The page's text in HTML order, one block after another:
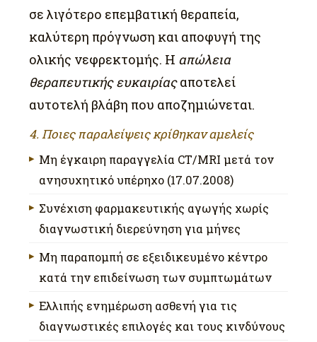
σε λιγότερο επεμβατική θεραπεία,
καλύτερη πρόγνωση και αποφυγή της
ολικής νεφρεκτομής. Η απώλεια
θεραπευτικής ευκαιρίαςαποτελεί
αυτοτελή βλάβη που αποζημιώνεται.
4. Ποιες παραλείψεις κρίθηκαν αμελείς
Μη έγκαιρη παραγγελία CT/MRI μετά τον
ανησυχητικό υπέρηχο (17.07.2008)
Συνέχιση φαρμακευτικής αγωγής χωρίς
διαγνωστική διερεύνηση για μήνες
Μη παραπομπή σε εξειδικευμένο κέντρο
κατά την επιδείνωση των συμπτωμάτων
Ελλιπής ενημέρωση ασθενή για τις
διαγνωστικές επιλογές και τους κινδύνους